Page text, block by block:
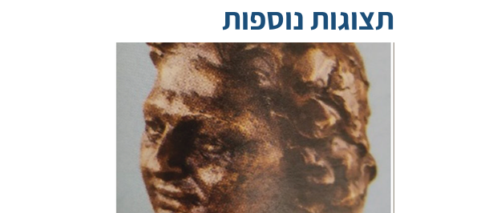
תצוגות נוספות